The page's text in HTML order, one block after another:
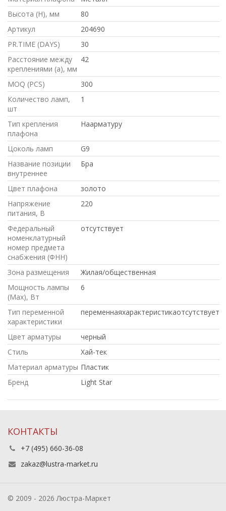
Высота (H), мм
80
Артикул
204690
PR.TIME (DAYS)
30
Расстояние между
креплениями (a), мм
42
MOQ (PCS)
300
Количество ламп,
шт
1
Тип крепления
плафона
Наарматуру
Цоколь ламп
G9
Название позиции
внутреннее
Бра
Цвет плафона
золото
Напряжение
питания, В
220
Федеральный
номенклатурный
номер предмета
снабжения (ФНН)
отсутствует
Зона размещения
Жилая/общественная
Мощность лампы
(Max), Вт
6
Тип переменной
характеристики
переменнаяхарактеристикаотсутствует
Цвет арматуры
черный
Стиль
Хай-тек
Материал арматуры Пластик
Бренд
Light Star
КОНТАКТЫ
+7 (495) 660-36-08
zakaz@lustra-market.ru
© 2009 - 2026 Люстра-Маркет